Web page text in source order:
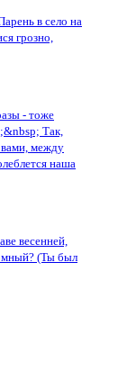
в село на
грозно,
- тоже
Так,
между
наша
весенней,
(Ты был